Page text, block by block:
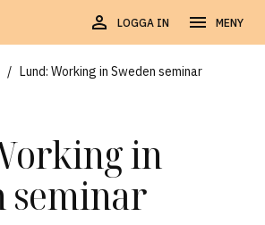
LOGGA IN MENY
/ Lund: Working in Sweden seminar
in
seminar